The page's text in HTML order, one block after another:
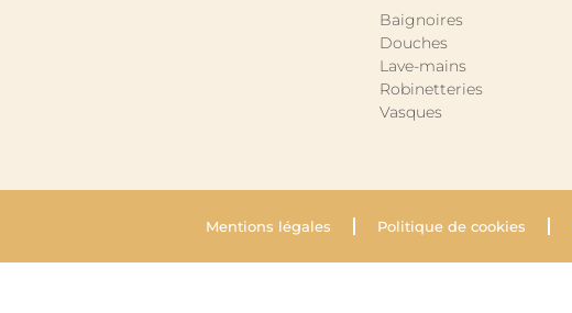
Baignoires
Douches
Lave-mains
Robinetteries
Vasques
Mentions légales Politique de cookies